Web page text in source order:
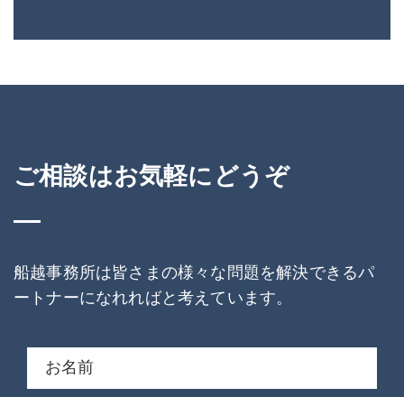
ご相談はお気軽にどうぞ
船越事務所は皆さまの様々な問題を解決できるパ
ートナーになれればと考えています。